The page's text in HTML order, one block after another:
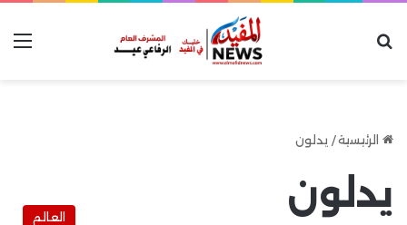
الرئيسية/ يدلون
يدلون
العالم